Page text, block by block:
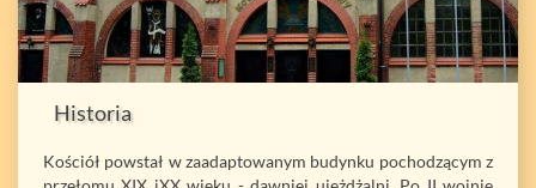
Historia
Kościół powstał w zaadaptowanym budynku pochodzącym z